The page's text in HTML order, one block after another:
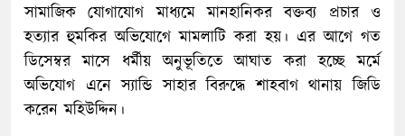
সামাজিক যোগাযোগ মাধ্যমে মানহানিকর বক্তব্য প্রচার ও
হত্যার হুমকির অভিযোগে মামলাটি করা হয়। এর আগে গত
ডিসেম্বর মাসে ধর্মীয় অনুভূতিতে আঘাত করা হচ্ছে মর্মে
অভিযোগ এনে স্যান্ডি সাহার বিরুদ্ধে শাহবাগ থানায় জিডি
করেন মহিউদ্দিন।